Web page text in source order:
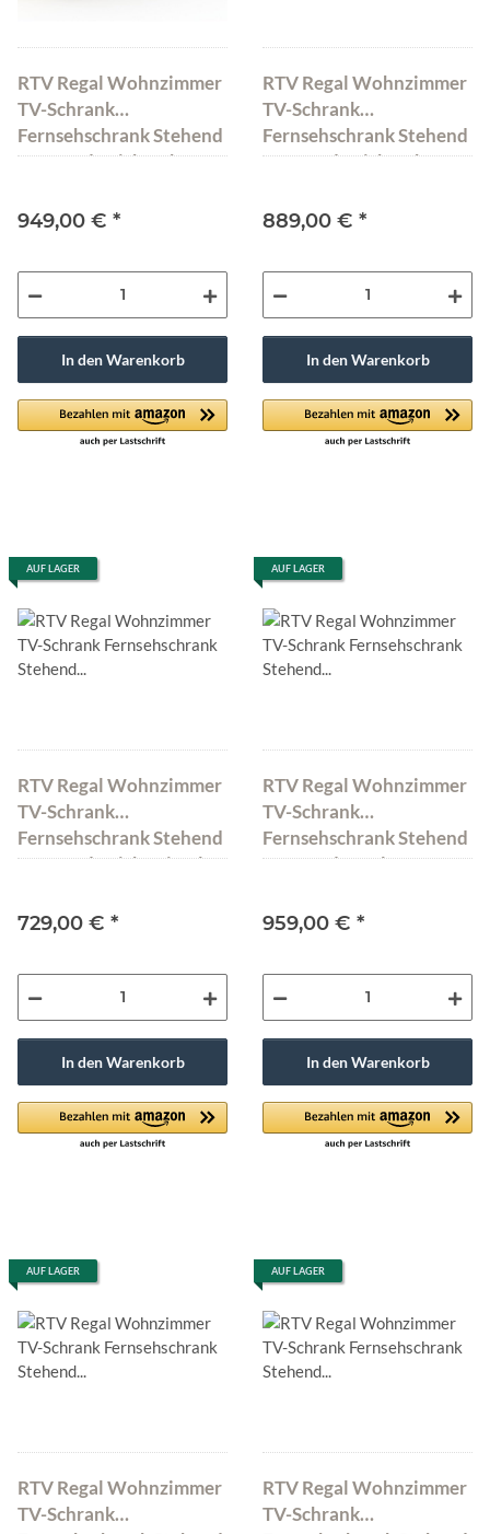
RTV Regal Wohnzimmer
TV-Schrank
Fernsehschrank Stehend
Kommode Eiche Abato
949,00 € *
In den Warenkorb
RTV Regal Wohnzimmer
TV-Schrank
Fernsehschrank Stehend
Kommode Eiche Abato
889,00 € *
In den Warenkorb
AUF LAGER
RTV Regal Wohnzimmer
TV-Schrank
Fernsehschrank Stehend
Kommode Eiche Simply
729,00 € *
In den Warenkorb
AUF LAGER
RTV Regal Wohnzimmer
TV-Schrank
Fernsehschrank Stehend
Kommode Walnuss
959,00 € *
In den Warenkorb
AUF LAGER
RTV Regal Wohnzimmer
TV-Schrank
AUF LAGER
RTV Regal Wohnzimmer
TV-Schrank